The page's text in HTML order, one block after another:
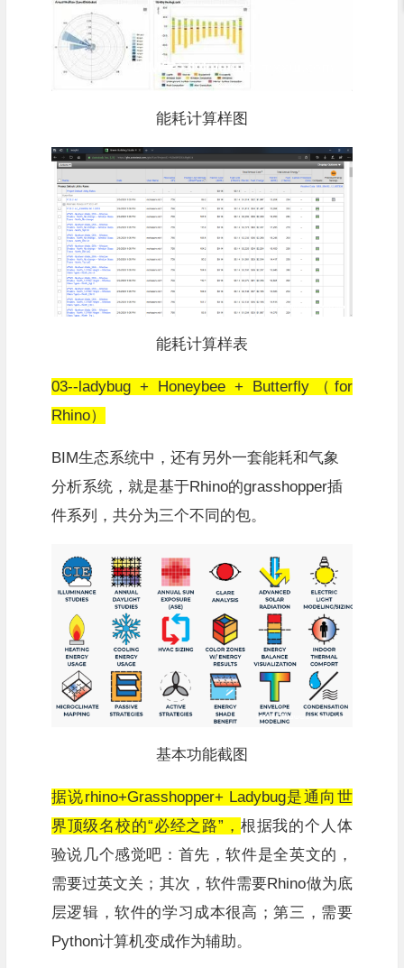
能耗计算样图
能耗计算样表
03--ladybug + Honeybee + Butterfly（for
Rhino）
BIM生态系统中，还有另外一套能耗和气象
分析系统，就是基于Rhino的grasshopper插
件系列，共分为三个不同的包。
基本功能截图
据说rhino+Grasshopper+ Ladybug是通向世
界顶级名校的“必经之路”， 根据我的个人体
验说几个感觉吧：首先，软件是全英文的，
需要过英文关；其次，软件需要Rhino做为底
层逻辑，软件的学习成本很高；第三，需要
Python计算机变成作为辅助。